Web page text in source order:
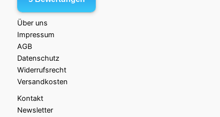
Über uns
Impressum
AGB
Datenschutz
Widerrufsrecht
Versandkosten
Kontakt
Newsletter